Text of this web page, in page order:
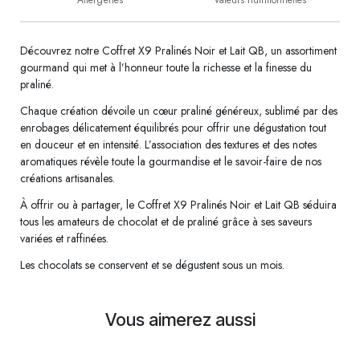
Découvrez notre Coffret X9 Pralinés Noir et Lait QB, un assortiment
gourmand qui met à l’honneur toute la richesse et la finesse du
praliné.
Chaque création dévoile un cœur praliné généreux, sublimé par des
enrobages délicatement équilibrés pour offrir une dégustation tout
en douceur et en intensité. L’association des textures et des notes
aromatiques révèle toute la gourmandise et le savoir-faire de nos
créations artisanales.
À offrir ou à partager, le Coffret X9 Pralinés Noir et Lait QB séduira
tous les amateurs de chocolat et de praliné grâce à ses saveurs
variées et raffinées.
Les chocolats se conservent et se dégustent sous un mois.
Vous aimerez aussi